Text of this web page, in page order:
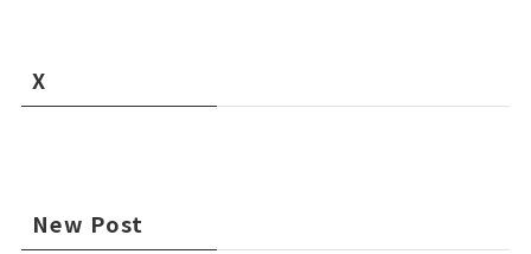
X
New Post